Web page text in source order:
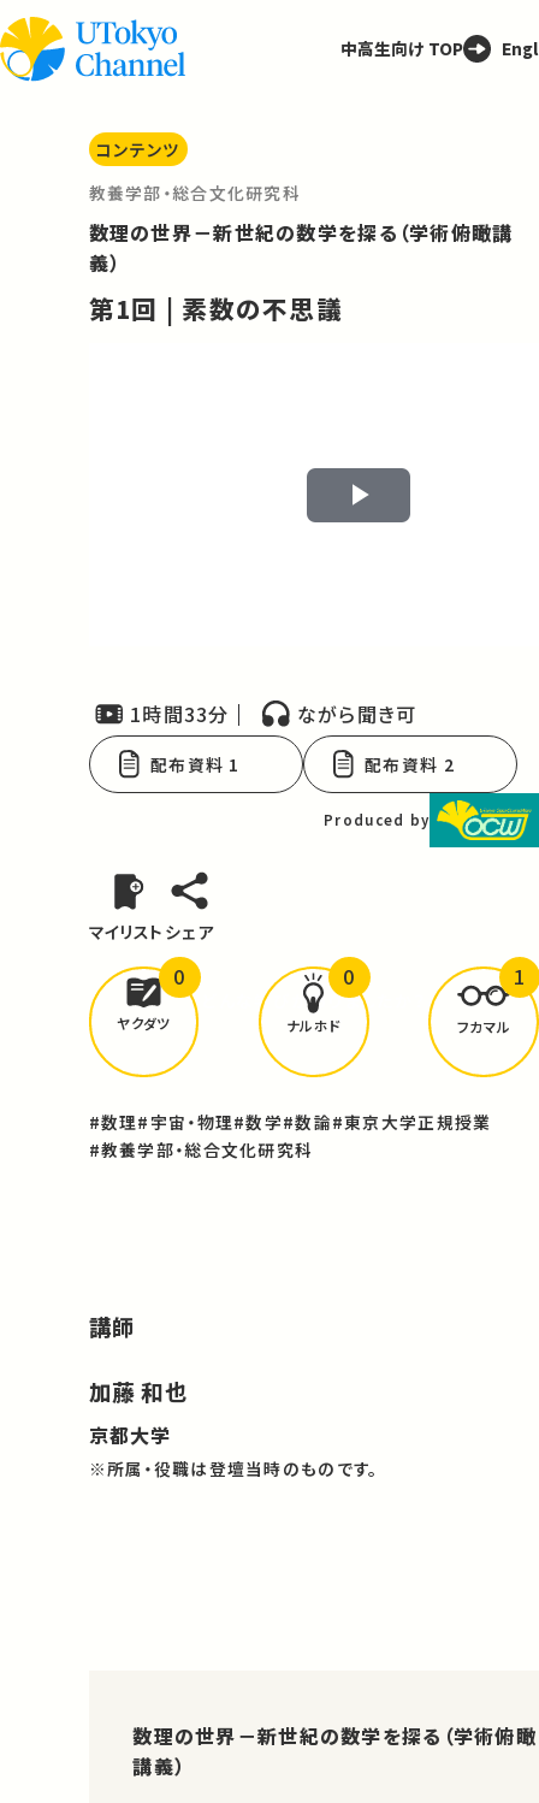
中高生向け TOP
コンテンツ
教養学部・総合文化研究科
数理の世界－新世紀の数学を探る（学術俯瞰講
義）
第1回 | 素数の不思議
Play
1時間33分 ながら聞き可
配布資料 1 配布資料 2
Produced by
マイリスト シェア
どんな学びがありましたか？
ヤクダツ
0
ナルホド
0
フカマル
1
#数理#宇宙・物理#数学#数論#東京大学正規授業
#教養学部・総合文化研究科
講師
加藤 和也
京都大学
※所属・役職は登壇当時のものです。
数理の世界－新世紀の数学を探る（学術俯瞰
講義）